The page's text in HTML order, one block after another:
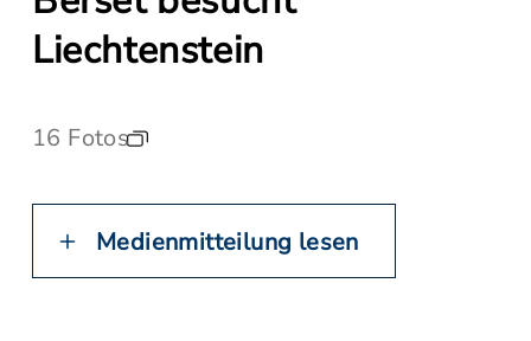
Liechtenstein
16 Fotos
Medienmitteilung lesen